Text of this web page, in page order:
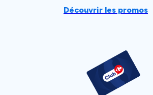
Découvrir les promos